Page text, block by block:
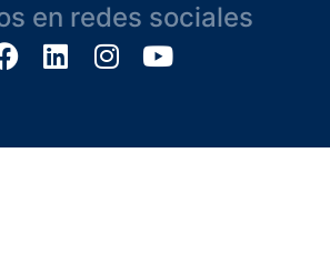
en redes sociales